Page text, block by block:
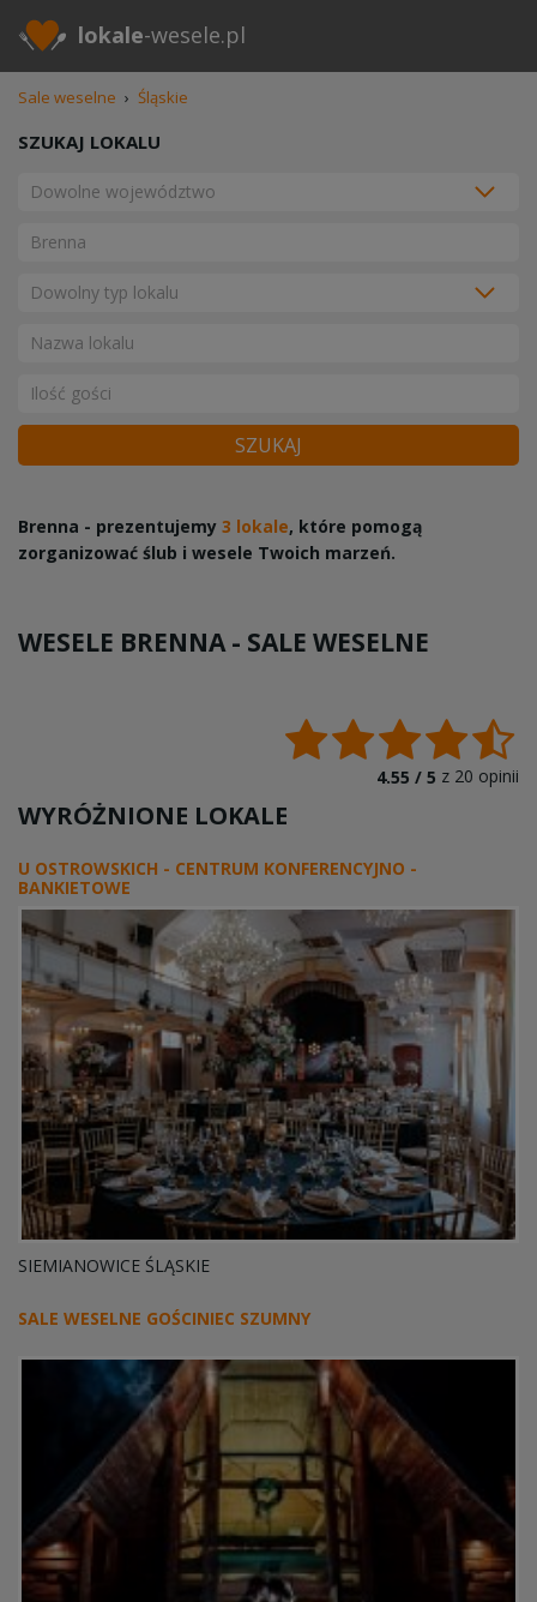
lokale-wesele.pl
Sale weselne › Śląskie
SZUKAJ LOKALU
SZUKAJ
Brenna - prezentujemy 3 lokale, które pomogą
zorganizować ślub i wesele Twoich marzeń.
WESELE BRENNA - SALE WESELNE
4.55 / 5 z 20 opinii
WYRÓŻNIONE LOKALE
U OSTROWSKICH - CENTRUM KONFERENCYJNO -
BANKIETOWE
SIEMIANOWICE ŚLĄSKIE
SALE WESELNE GOŚCINIEC SZUMNY